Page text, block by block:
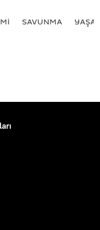
SAVUNMA